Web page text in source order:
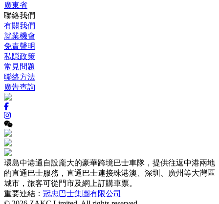
廣東省
聯絡我們
有關我們
就業機會
免責聲明
私隠政策
常見問題
聯絡方法
廣告查詢
環島中港通自設龐大的豪華跨境巴士車隊，提供往返中港兩地
的直通巴士服務，直通巴士連接珠港澳、深圳、廣州等大灣區
城市，旅客可從門市及網上訂購車票。
重要連結： 冠忠巴士集團有限公司